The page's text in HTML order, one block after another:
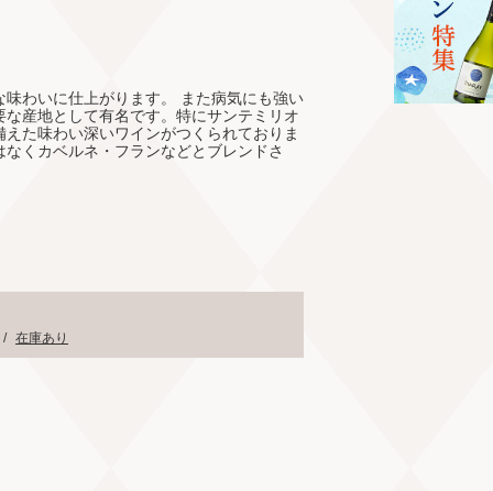
わいに仕上がります。 また病気にも強い
産地として有名です。特にサンテミリオ
た味わい深いワインがつくられておりま
くカベルネ・フランなどとブレンドさ
/ 在庫あり